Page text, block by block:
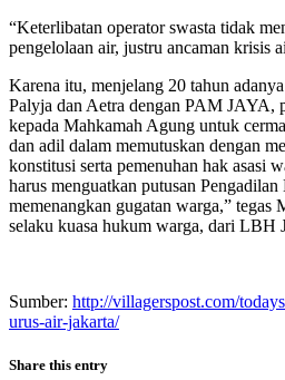
“Keterlibatan operator swasta tidak
pengelolaan air, justru ancaman krisis
Karena itu, menjelang 20 tahun
Palyja dan Aetra dengan PAM JAYA,
kepada Mahkamah Agung untuk
dan adil dalam memutuskan dengan
konstitusi serta pemenuhan hak asasi
harus menguatkan putusan
memenangkan gugatan warga,”
selaku kuasa hukum warga, dari LBH
Sumber: http://villagerspost.com/
urus-air-jakarta/
Share this entry